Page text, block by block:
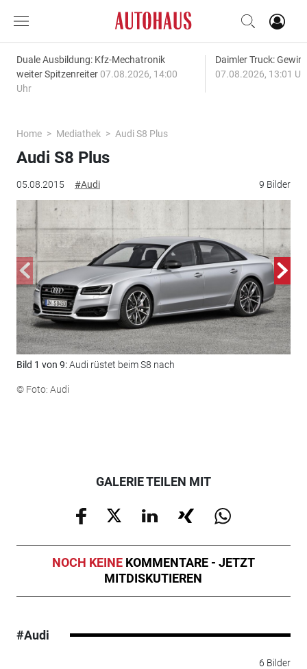
Duale Ausbildung: Kfz-Mechatronik
weiter Spitzenreiter 07.08.2026, 14:00
Uhr
Daimler Truck:
07.08.2026, 13:01
Home Mediathek Audi S8 Plus
05.08.2015 #Audi 9 Bilder
Audi S8 Plus
Bild 1 von 9:Audi rüstet beim S8 nach
© Foto: Audi
GALERIE TEILEN MIT
NOCH KEINE KOMMENTARE - JETZT
MITDISKUTIEREN
#Audi
6 Bilder